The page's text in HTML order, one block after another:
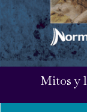
Mitos y